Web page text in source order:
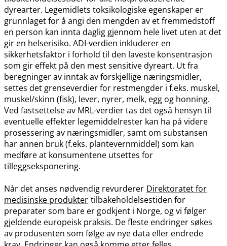
dyrearter. Legemidlets toksikologiske egenskaper er
grunnlaget for å angi den mengden av et fremmedstoff
en person kan innta daglig gjennom hele livet uten at det
gir en helserisiko. ADI-verdien inkluderer en
sikkerhetsfaktor i forhold til den laveste konsentrasjon
som gir effekt på den mest sensitive dyreart. Ut fra
beregninger av inntak av forskjellige næringsmidler,
settes det grenseverdier for restmengder i f.eks. muskel,
muskel​/​skinn (fisk), lever, nyrer, melk, egg og honning.
Ved fastsettelse av MRL-verdier tas det også hensyn til
eventuelle effekter legemiddelrester kan ha på videre
prosessering av næringsmidler, samt om substansen
har annen bruk (f.eks. plantevernmiddel) som kan
medføre at konsumentene utsettes for
tilleggseksponering.
Når det anses nødvendig revurderer Direktoratet for
medisinske produkter tilbakeholdelsestiden for
preparater som bare er godkjent i Norge, og vi følger
gjeldende europeisk praksis. De fleste endringer søkes
av produsenten som følge av nye data eller endrede